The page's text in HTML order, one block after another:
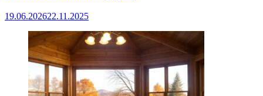
19.06.202622.11.2025